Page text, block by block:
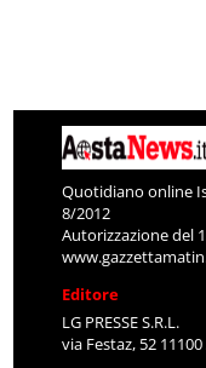
Quotidiano online
8/2012
Autorizzazione del
Editore
LG PRESSE S.R.L.
via Festaz, 52 11100